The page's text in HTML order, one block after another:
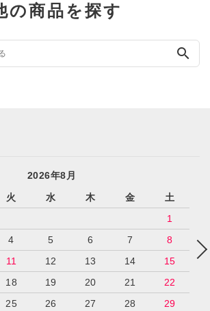
の商品を探す
search
2026年8月
火 水 木 金
土
1
4 5 6 7
8
11 12 13 14
15
18 19 20 21
22
25 26 27 28
29